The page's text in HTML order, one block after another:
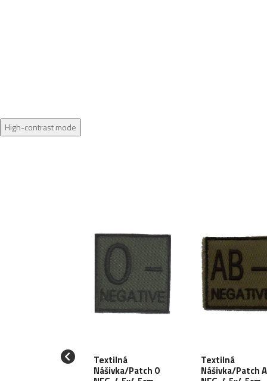
High-contrast mode
Textilná
Nášivka/Patch 0
Textilná
Nášivka/Patch